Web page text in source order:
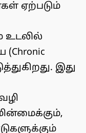
ஏற்படும்
உடலில்
இது